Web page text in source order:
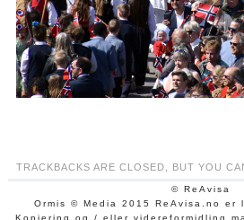
TRACKBACKS ARE CLOSED, BUT YOU
© ReAvisa
Ormis © Media 2015 ReAvisa.no er
Kopiering og / eller videreformidling